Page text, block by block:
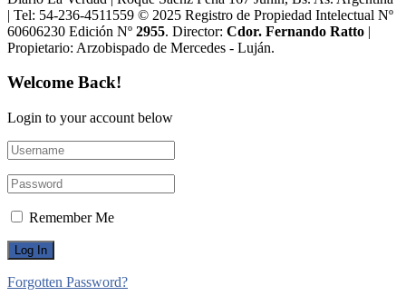
| Tel: 54-236-4511559 © 2025 Registro de Propiedad Intelectual Nº
60606230 Edición Nº 2955. Director:​ Cdor. Fernando Ratto |
Propietario:​ Arzobispado de Mercedes - Luján.
Welcome Back!
Login to your account below
Remember Me
Forgotten Password?